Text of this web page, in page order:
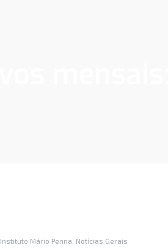
Instituto Mário Penna Notícias Gerais